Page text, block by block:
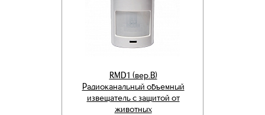
RMD1 (вер.В)
Радиоканальный объемный
извещатель с защитой от
животных